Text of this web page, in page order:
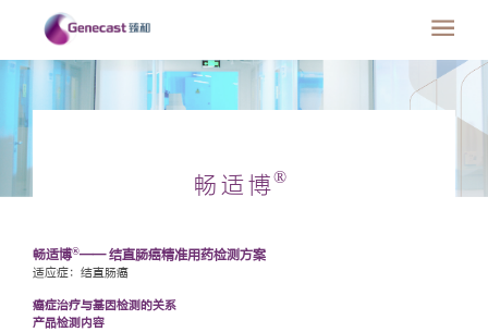
畅适博®
畅适博®—— 结直肠癌精准用药检测方案
适应症：结直肠癌
癌症治疗与基因检测的关系
产品检测内容